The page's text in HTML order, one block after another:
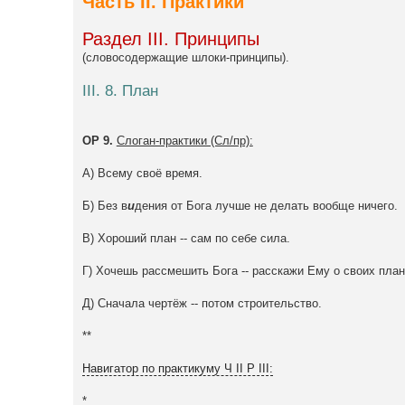
Раздел III. Принципы
(словосодержащие шлоки-принципы).
III. 8. План
ОР 9. Слоган-практики (Сл/пр):
А) Всему своё время.
Б) Без видения от Бога лучше не делать вообще ничего.
В) Хороший план -- сам по себе сила.
Г) Хочешь рассмешить Бога -- расскажи Ему о своих
Д) Сначала чертёж -- потом строительство.
**
Навигатор по практикуму Ч II Р III:
*